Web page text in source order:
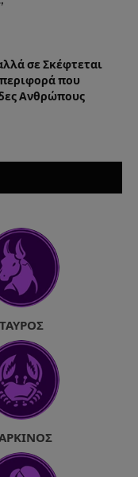
σε Σκέφτεται
που
Ανθρώπους
ΤΑΎΡΟΣ